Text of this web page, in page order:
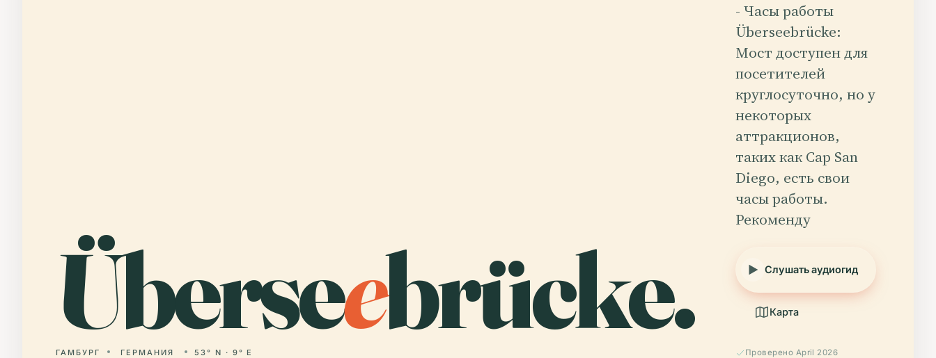
Überseebrücke.
ГАМБУРГ ГЕРМАНИЯ 53° N · 9° E
- Часы работы
Überseebrücke:
Мост доступен для
посетителей
круглосуточно, но у
некоторых
аттракционов,
таких как Cap San
Diego, есть свои
часы работы.
Рекоменду
Слушать аудиогид
Карта
Проверено April 2026